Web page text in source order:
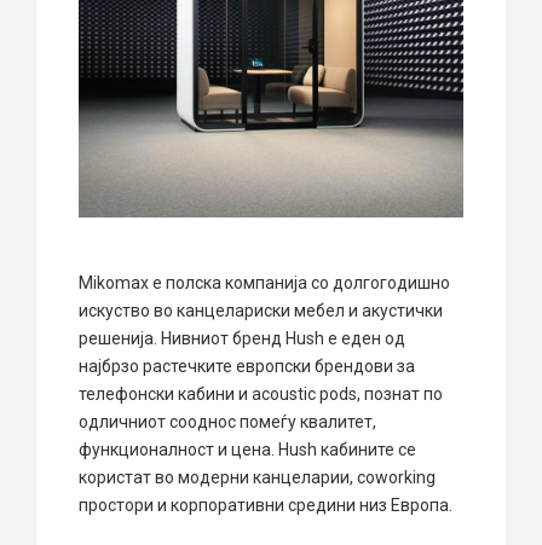
Mikomax е полска компанија со долгогодишно
искуство во канцелариски мебел и акустички
решенија. Нивниот бренд Hush е еден од
најбрзо растечките европски брендови за
телефонски кабини и acoustic pods, познат по
одличниот сооднос помеѓу квалитет,
функционалност и цена. Hush кабините се
користат во модерни канцеларии, coworking
простори и корпоративни средини низ Европа.